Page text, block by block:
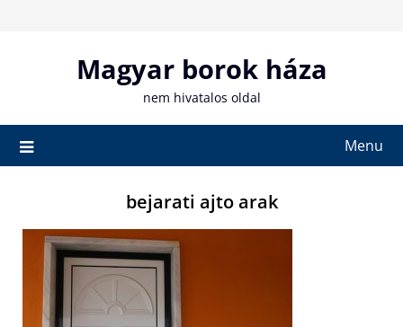
Magyar borok háza
nem hivatalos oldal
Menu
bejarati ajto arak